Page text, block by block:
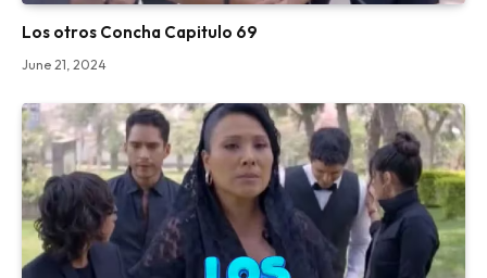
Los otros Concha Capitulo 69
June 21, 2024